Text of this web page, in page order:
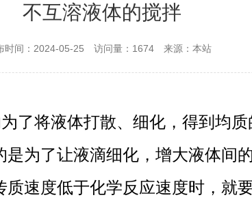
不互溶液体的搅拌
时间：2024-05-25 访问量：1674 来源：本站
了将液体打散、细化，得到均质
为了让液滴细化，增大液体间
速度低于化学反应速度时，就